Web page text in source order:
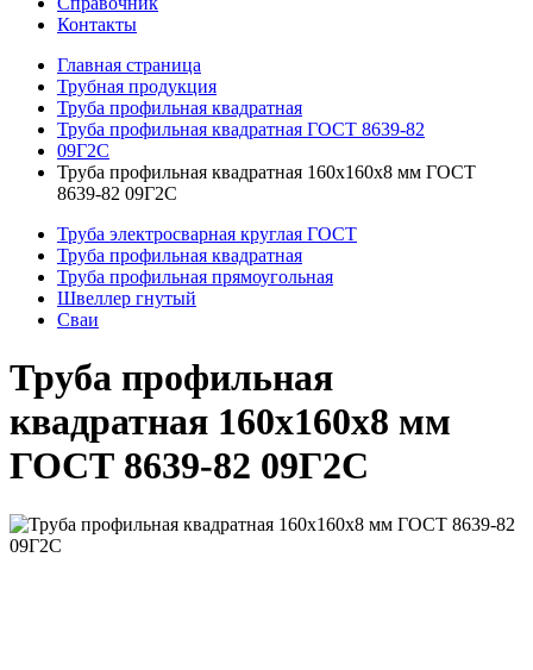
Контакты
Главная страница
Трубная продукция
Труба профильная квадратная
Труба профильная квадратная ГОСТ 8639-82
09Г2С
Труба профильная квадратная 160x160x8 мм ГОСТ
8639-82 09Г2С
Труба электросварная круглая ГОСТ
Труба профильная квадратная
Труба профильная прямоугольная
Швеллер гнутый
Сваи
Труба профильная
квадратная 160x160x8 мм
ГОСТ 8639-82 09Г2С